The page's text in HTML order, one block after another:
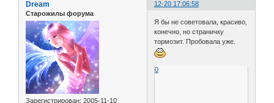
12-20 17:06:58
Dream
Старожилы форума
Зарегистрирован: 2005-11-10
Я бы не советовала, красиво,
конечно, но страничку
тормозит. Пробовала уже.
0